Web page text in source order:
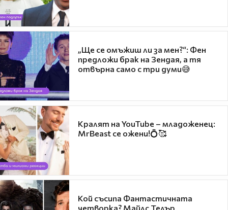
„Ще се омъжиш ли за мен?“: Фен
предложи брак на Зендая, а тя
отвърна само с три думи😅
Кралят на YouTube – младоженец:
MrBeast се ожени!💍🥰
Кой съсипа Фантастичната
четворка? Майлс Телър